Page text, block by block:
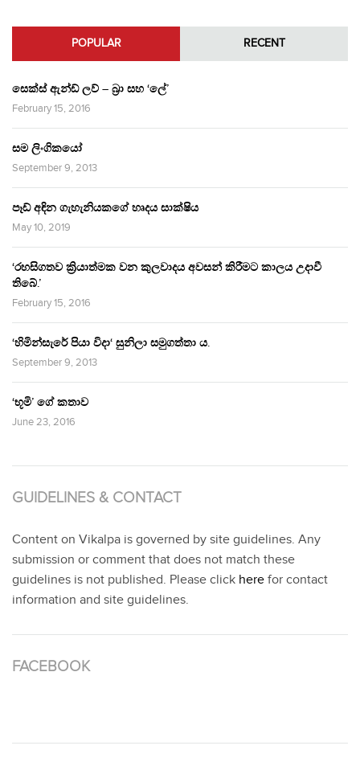
POPULAR RECENT
සෙක්ස් ඇන්ඩ් ලව් – බ්‍රා සහ ‘ලේ’
February 15, 2016
සම ලිංගිකයෝ
September 9, 2013
පෑඩ් අඳින ගැහැනියකගේ හෘදය සාක්ෂිය
May 10, 2019
‘රහසිගතව ක්‍රියාත්මක වන කුලවාදය අවසන් කිරීමට කාලය උදාවී
තිබේ.’
February 15, 2016
‘හිමින්සැරේ පියා විදා‘ සුනිලා සමුගත්තා ය.
September 9, 2013
‘භූමි’ ගේ කතාව
June 23, 2016
GUIDELINES & CONTACT
Content on Vikalpa is governed by site guidelines. Any
submission or comment that does not match these
guidelines is not published. Please click here for contact
information and site guidelines.
FACEBOOK